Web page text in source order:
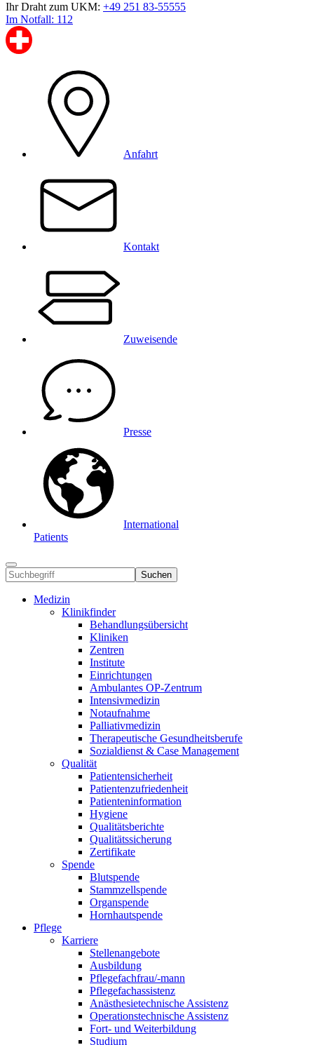
Ihr Draht zum UKM: +49 251 83-55555
Im Notfall: 112
Anfahrt
Kontakt
Zuweisende
Presse
International
Patients
Suchen
Medizin
Klinikfinder
Behandlungsübersicht
Kliniken
Zentren
Institute
Einrichtungen
Ambulantes OP-Zentrum
Intensivmedizin
Notaufnahme
Palliativmedizin
Therapeutische Gesundheitsberufe
Sozialdienst & Case Management
Qualität
Patientensicherheit
Patientenzufriedenheit
Patienteninformation
Hygiene
Qualitätsberichte
Qualitätssicherung
Zertifikate
Spende
Blutspende
Stammzellspende
Organspende
Hornhautspende
Pflege
Karriere
Stellenangebote
Ausbildung
Pflegefachfrau/-mann
Pflegefachassistenz
Anästhesietechnische Assistenz
Operationstechnische Assistenz
Fort- und Weiterbildung
Studium